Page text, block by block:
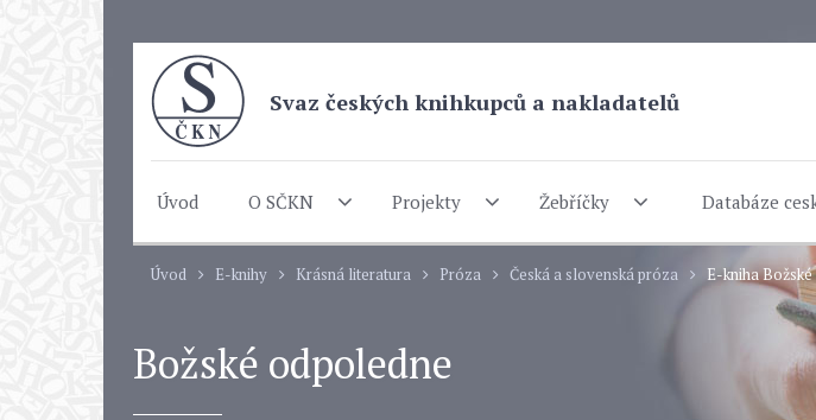
Svaz českých knihkupců a nakladatelů
Úvod O SČKN Projekty Žebříčky Databáze
Úvod E-knihy Krásná literatura Próza Česká a slovenská próza E-kniha
Božské odpoledne